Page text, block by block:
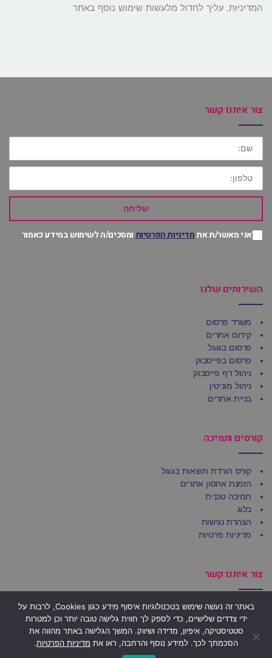
המדיניות, עליך לחדול מלעשות שימוש נוסף באתר.
צור איתנו קשר
שם:
טלפון:
שליחה
אני מאשר/ת אתמדיניות הפרטיותומסכים/ה לשימוש במידע כאמור
השירותים שלנו
משרד פרסום
קידום אתרים
פרסום בגוגל
פרסום בפייסבוק
ניהול דף פייסבוק
ניהול מוניטין
בניית אתרים
קורסים ותמיכה
קורס הורדת תוצאות בגוגל
הזמנת אחסון אתרים
תמיכה טכנית
בלוג
הצהרת נגישות
מדיניות פרטיות
צור איתנו קשר
משרדי Ufirst
פקס: 03-684-4803
באתר זה נעשה שימוש בטכנולוגיות איסוף מידע כגון Cookies, לרבות על
ידי צדדים שלישיים, כדי לספק לך חווית גלישה טובה יותר וכן למטרות
סטטיסטיקה, איפיון, מדידה ושיווק. המשך הגלישה באתר מהווה את
הסכמתך לכך. למידע נוסף והרחבה, ראו את מדיניות הפרטיות.